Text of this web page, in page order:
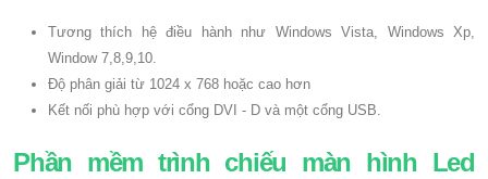
Tương thích hệ điều hành như Windows Vista, Windows Xp,
Window 7,8,9,10.
Độ phân giải từ 1024 x 768 hoặc cao hơn
Kết nối phù hợp với cổng DVI - D và một cổng USB.
Phần mềm trình chiếu màn hình Led